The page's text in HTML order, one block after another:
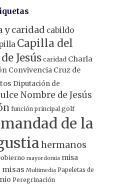
y caridad cabildo
Capilla del
Jesús caridad Charla
Convivencia Cruz de
Diputación de
Nombre de Jesús
función principal golf
de la
hermanos
mayordomia misa
misas Multimedia Papeletas de
Peregrinación